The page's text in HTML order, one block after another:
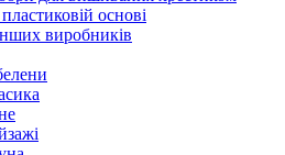
основі
виробників